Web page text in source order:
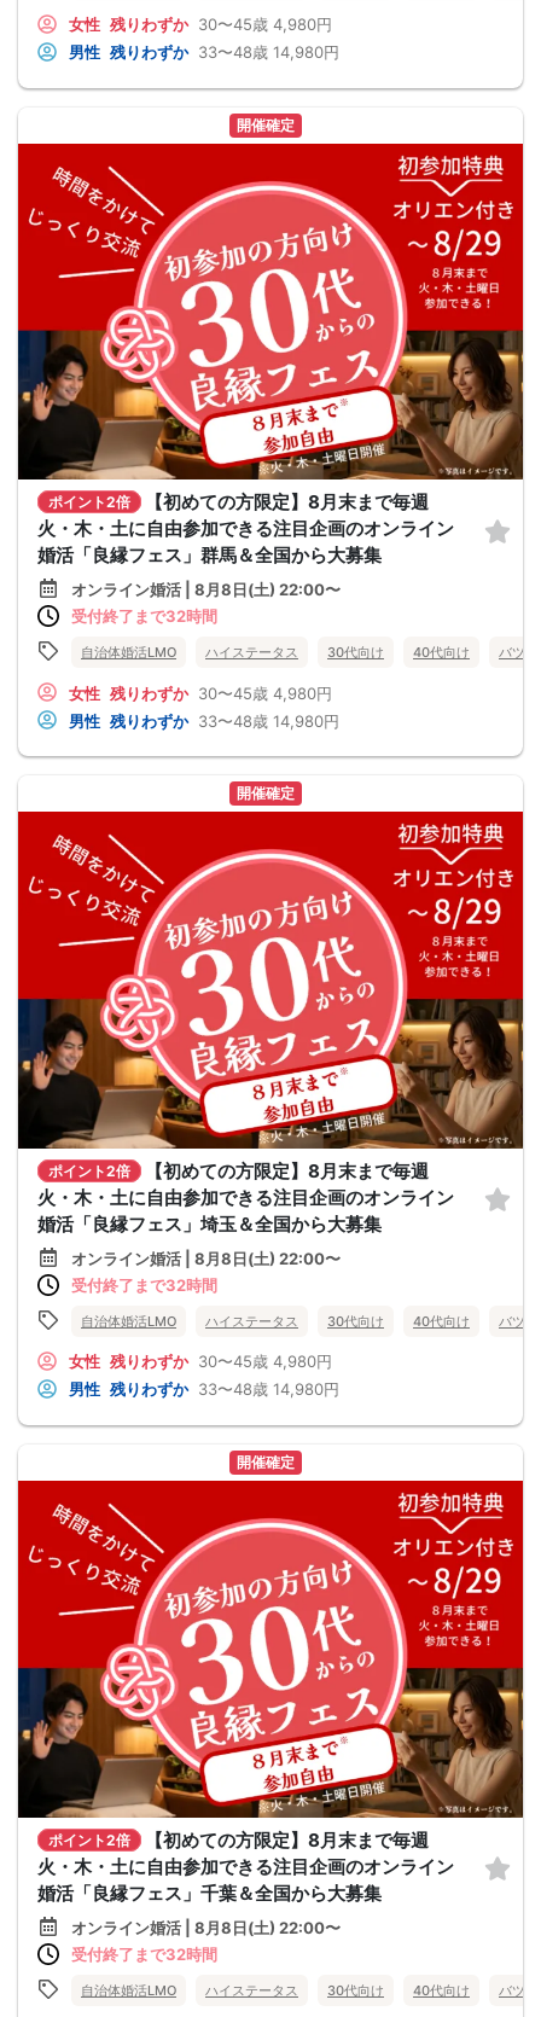
女性 残りわずか 30〜45歳 4,980円
男性 残りわずか 33〜48歳 14,980円
開催確定
ポイント2倍
【初めての方限定】8月末まで毎週
火・木・土に自由参加できる注目企画のオンライン
婚活「良縁フェス」群馬＆全国から大募集
オンライン婚活 | 8月8日(土) 22:00〜
受付終了まで32時間
自治体婚活LMO ハイステータス 30代向け 40代向け バツ
女性 残りわずか 30〜45歳 4,980円
男性 残りわずか 33〜48歳 14,980円
開催確定
ポイント2倍
【初めての方限定】8月末まで毎週
火・木・土に自由参加できる注目企画のオンライン
婚活「良縁フェス」埼玉＆全国から大募集
オンライン婚活 | 8月8日(土) 22:00〜
受付終了まで32時間
自治体婚活LMO ハイステータス 30代向け 40代向け バツ
女性 残りわずか 30〜45歳 4,980円
男性 残りわずか 33〜48歳 14,980円
開催確定
ポイント2倍
【初めての方限定】8月末まで毎週
火・木・土に自由参加できる注目企画のオンライン
婚活「良縁フェス」千葉＆全国から大募集
オンライン婚活 | 8月8日(土) 22:00〜
受付終了まで32時間
自治体婚活LMO ハイステータス 30代向け 40代向け バツ